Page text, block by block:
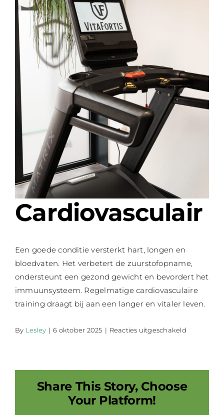
Cardiovasculair
Een goede conditie versterkt hart, longen en
bloedvaten. Het verbetert de zuurstofopname,
ondersteunt een gezond gewicht en bevordert het
immuunsysteem. Regelmatige cardiovasculaire
training draagt bij aan een langer en vitaler leven.
By Lesley | 6 oktober 2025 | Reacties uitgeschakeldvoor
Share This Story, Choose
Your Platform!